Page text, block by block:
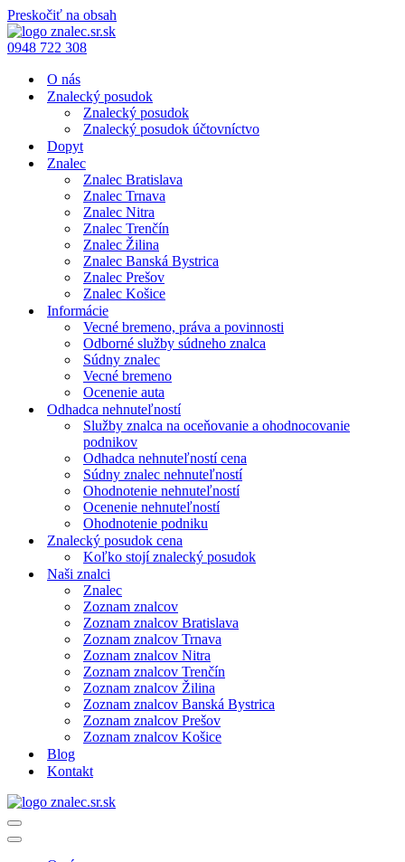
Preskočiť na obsah
0948 722 308
O nás
Znalecký posudok
Znalecký posudok
Znalecký posudok účtovníctvo
Dopyt
Znalec
Znalec Bratislava
Znalec Trnava
Znalec Nitra
Znalec Trenčín
Znalec Žilina
Znalec Banská Bystrica
Znalec Prešov
Znalec Košice
Informácie
Vecné bremeno, práva a povinnosti
Odborné služby súdneho znalca
Súdny znalec
Vecné bremeno
Ocenenie auta
Odhadca nehnuteľností
Služby znalca na oceňovanie a ohodnocovanie
podnikov
Odhadca nehnuteľností cena
Súdny znalec nehnuteľností
Ohodnotenie nehnuteľností
Ocenenie nehnuteľností
Ohodnotenie podniku
Znalecký posudok cena
Koľko stojí znalecký posudok
Naši znalci
Znalec
Zoznam znalcov
Zoznam znalcov Bratislava
Zoznam znalcov Trnava
Zoznam znalcov Nitra
Zoznam znalcov Trenčín
Zoznam znalcov Žilina
Zoznam znalcov Banská Bystrica
Zoznam znalcov Prešov
Zoznam znalcov Košice
Blog
Kontakt
Menu
navigácie
Menu
navigácie